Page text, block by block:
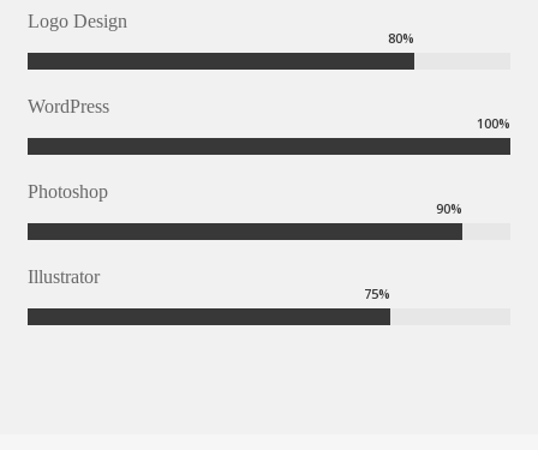
Logo Design
80%
WordPress
100%
Photoshop
90%
Illustrator
75%